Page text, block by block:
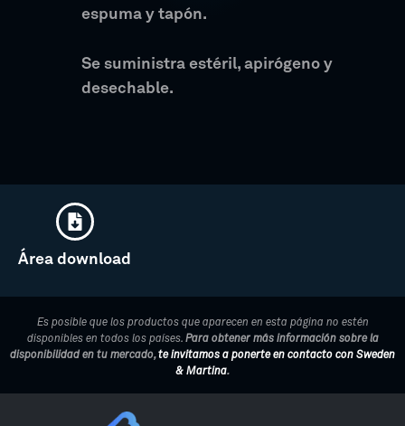
espuma y tapón.
Se suministra estéril, apirógeno y
desechable.
Área download
Es posible que los productos que aparecen en esta página no estén
disponibles en todos los países. Para obtener más información sobre la
disponibilidad en tu mercado,te invitamos a ponerte en contacto con Sweden
& Martina.